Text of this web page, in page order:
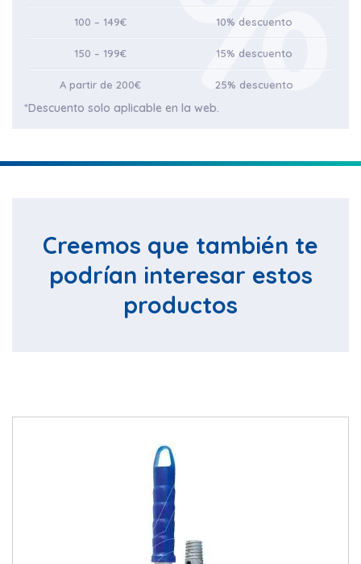
100 – 149€ 10% descuento
150 – 199€ 15% descuento
A partir de 200€ 25% descuento
*Descuento solo aplicable en la web.
Creemos que también te
podrían interesar estos
productos